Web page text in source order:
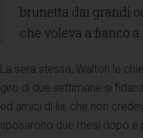
brunetta dai grandi
che voleva a fianco
La sera stessa, Walton le
giro di due settimane si
ed amici di lui, che non
sposarono due mesi dopo e